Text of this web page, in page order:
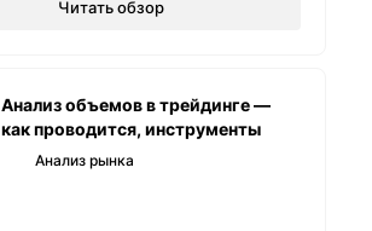
Читать обзор
Анализ объемов в трейдинге —
как проводится, инструменты
Анализ рынка